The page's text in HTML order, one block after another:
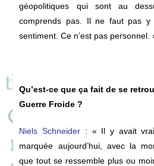
géopolitiques qui sont au
comprends pas. Il ne faut pas y
sentiment. Ce n’est pas personnel.
Qu’est-ce que ça fait de se
Guerre Froide ?
Niels Schneider : « Il y avait
marquée aujourd’hui, avec la
que tout se ressemble plus ou